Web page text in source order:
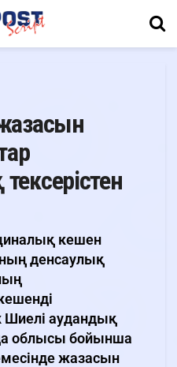
кешен
денсаулық
аудандық
облысы бойынша
жазасын